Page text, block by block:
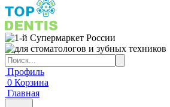
Профиль
0 Корзина
Главная